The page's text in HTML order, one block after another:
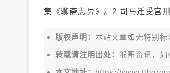
集《聊斋志异》。2 司马迁受宫
版权声明： 本站文章如无特别
转载请注明出处：猴哥资讯，如